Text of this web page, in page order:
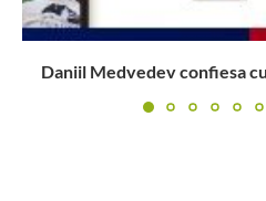
Tsitsipas: «Ya no hago parte